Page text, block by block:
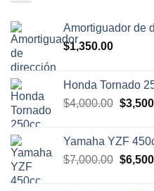
Amortiguador de
$1,350.00
Honda Tornado
$4,000.00 El
era:
$
Yamaha YZF
$7,000.00 El
$